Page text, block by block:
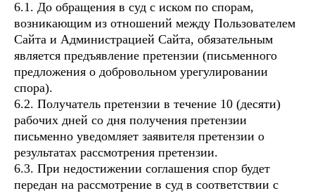
6.1. До обращения в суд с иском по спорам,
возникающим из отношений между Пользователем
Сайта и Администрацией Сайта, обязательным
является предъявление претензии (письменного
предложения о добровольном урегулировании
спора).
6.2. Получатель претензии в течение 10 (десяти)
рабочих дней со дня получения претензии
письменно уведомляет заявителя претензии о
результатах рассмотрения претензии.
6.3. При недостижении соглашения спор будет
передан на рассмотрение в суд в соответствии с